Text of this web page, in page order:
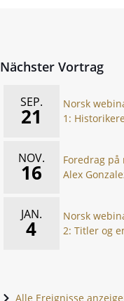
Nächster Vortrag
SEP.
21
Norsk
1:
NOV.
16
Foredrag på
Alex
JAN.
4
Norsk
2: Titler og
Alle Ereignisse